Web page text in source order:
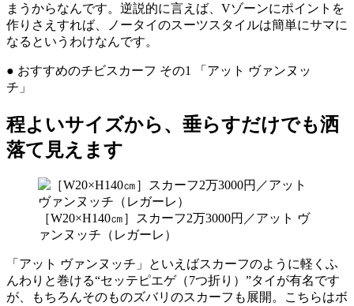
まうからなんです。逆説的に言えば、Vゾーンにポイントを
作りさえすれば、ノータイのスーツスタイルは簡単にサマに
なるというわけなんです。
● おすすめのチビスカーフ その1 「アット ヴァンヌッ
チ」
程よいサイズから、垂らすだけでも洒
落て見えます
［W20×H140㎝］スカーフ2万3000円／アット ヴ
ァンヌッチ（レガーレ）
「アット ヴァンヌッチ」といえばスカーフのように軽くふ
んわりと巻ける“セッテピエゲ（7つ折り）”タイが有名です
が、もちろんそのものズバリのスカーフも展開。こちらはボ